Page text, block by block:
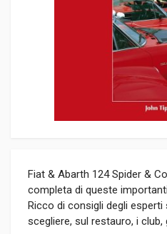
Fiat & Abarth 124 Spider &
completa di queste
Ricco di consigli degli esperti
scegliere, sul restauro, i club,